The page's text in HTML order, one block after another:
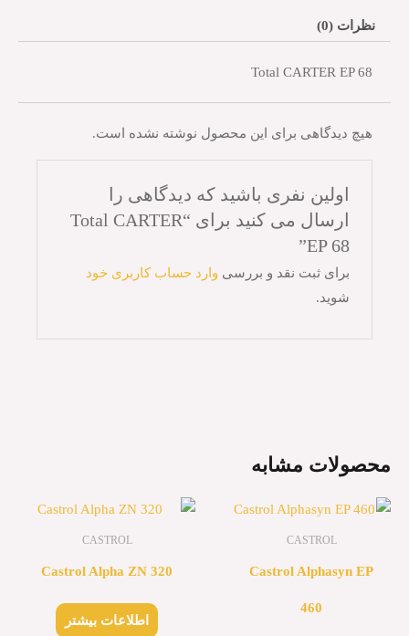
محصولات مشابه
CASTROL
Castrol Alphasyn EP
460
CASTROL
Castrol Alpha ZN 320
اطلاعات بیشتر
نظرات (0)
Total CARTER EP 68
هیچ دیدگاهی برای این محصول نوشته نشده است.
اولین نفری باشید که دیدگاهی را
ارسال می کنید برای “Total CARTER
EP 68”
برای ثبت نقد و بررسی وارد حساب کاربری خود
شوید.